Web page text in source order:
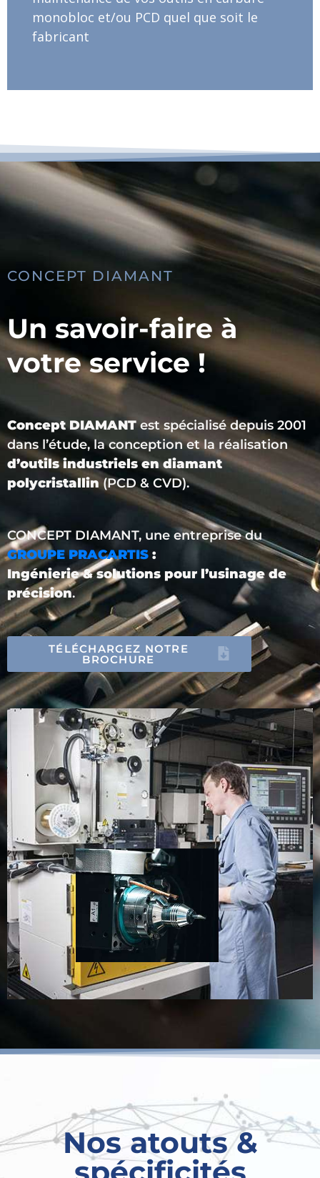
monobloc et/ou PCD quel que soit le
fabricant
CONCEPT DIAMANT
Un savoir-faire à
votre service !
Concept DIAMANTest spécialisé depuis 2001
dans l’étude, la conception et la réalisation
d’outils industriels en diamant
polycristallin (PCD & CVD).
CONCEPT DIAMANT, une entreprise du
GROUPE PRACARTIS :
Ingénierie & solutions pour l’usinage de
précision.
TÉLÉCHARGEZ NOTRE
BROCHURE
Nos atouts &